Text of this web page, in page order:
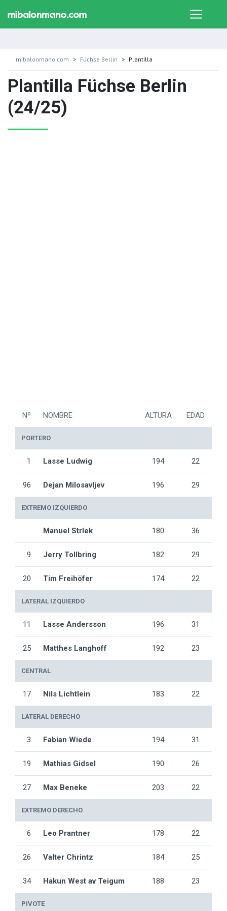
mibalonmano.com Füchse Berlin Plantilla
Plantilla Füchse Berlin
(24/25)
Nº NOMBRE ALTURA EDAD
PORTERO
1 Lasse Ludwig 194 22
96 Dejan Milosavljev 196 29
EXTREMO IZQUIERDO
Manuel Strlek 180 36
9 Jerry Tollbring 182 29
20 Tim Freihöfer 174 22
LATERAL IZQUIERDO
11 Lasse Andersson 196 31
25 Matthes Langhoff 192 23
CENTRAL
17 Nils Lichtlein 183 22
LATERAL DERECHO
3 Fabian Wiede 194 31
19 Mathias Gidsel 190 26
27 Max Beneke 203 22
EXTREMO DERECHO
6 Leo Prantner 178 22
26 Valter Chrintz 184 25
34 Hakun West av Teigum 188 23
PIVOTE